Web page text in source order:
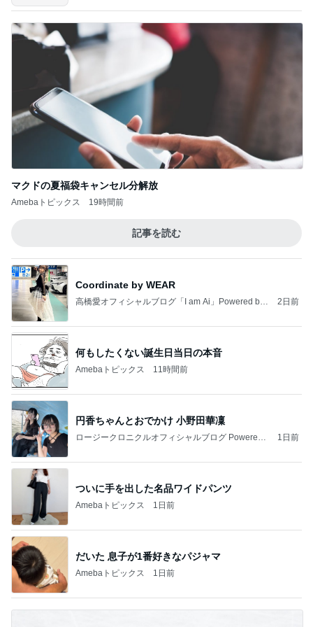
マクドの夏福袋キャンセル分解放
Amebaトピックス 19時間前
記事を読む
Coordinate by WEAR
高橋愛オフィシャルブログ「I am Ai」Powered by
2日前
何もしたくない誕生日当日の本音
Amebaトピックス 11時間前
円香ちゃんとおでかけ 小野田華凜
ロージークロニクルオフィシャルブログ Powered
1日前
ついに手を出した名品ワイドパンツ
Amebaトピックス 1日前
だいた 息子が1番好きなパジャマ
Amebaトピックス 1日前